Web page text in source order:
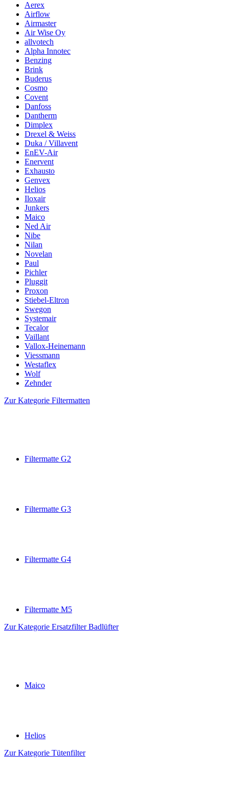
Aerex
Airflow
Airmaster
Air Wise Oy
allvotech
Alpha Innotec
Benzing
Brink
Buderus
Cosmo
Covent
Danfoss
Dantherm
Dimplex
Drexel & Weiss
Duka / Villavent
EnEV-Air
Enervent
Exhausto
Genvex
Helios
Iloxair
Junkers
Maico
Ned Air
Nibe
Nilan
Novelan
Paul
Pichler
Pluggit
Proxon
Stiebel-Eltron
Swegon
Systemair
Tecalor
Vaillant
Vallox-Heinemann
Viessmann
Westaflex
Wolf
Zehnder
Zur Kategorie Filtermatten
Filtermatte G2
Filtermatte G3
Filtermatte G4
Filtermatte M5
Zur Kategorie Ersatzfilter Badlüfter
Maico
Helios
Zur Kategorie Tütenfilter